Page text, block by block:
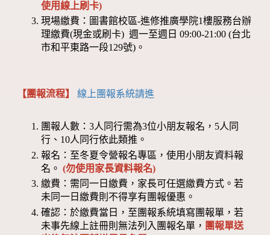
使用線上刷卡)
現場繳費：圖書館校區-進修推廣學院1樓服務台辦
理繳費(現金或刷卡) 週一至週日 09:00-21:00 (台北
市和平東路一段129號)。
【團報流程】線上團報系統請進
團報人數：3人同行需為3位小朋友報名，5人同
行、10人同行依此類推。
報名：至冬夏令營報名專區，使用小朋友資料報
名。 (勿使用家長資料報名)
繳費：需同一日繳費，家長可任選繳費方式。若
未同一日繳費則不得享有團報優惠。
確認：於繳費當日，至團報系統填寫團報單，若
未事先線上註冊則無法列入團報名單， 團報單送